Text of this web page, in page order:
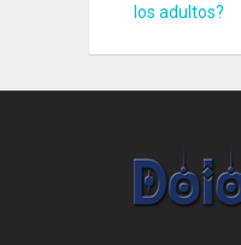
los adultos?